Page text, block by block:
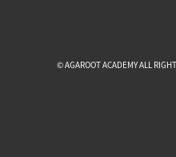
© AGAROOT ACADEMY ALL